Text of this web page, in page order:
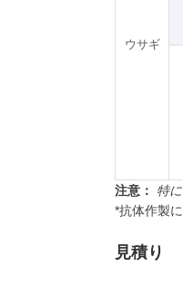
ウサギ
注意：
特
*抗体作製
見積り